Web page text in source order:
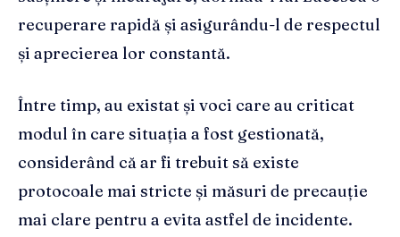
recuperare rapidă și asigurându-l de respectul
și aprecierea lor constantă.
Între timp, au existat și voci care au criticat
modul în care situația a fost gestionată,
considerând că ar fi trebuit să existe
protocoale mai stricte și măsuri de precauție
mai clare pentru a evita astfel de incidente.